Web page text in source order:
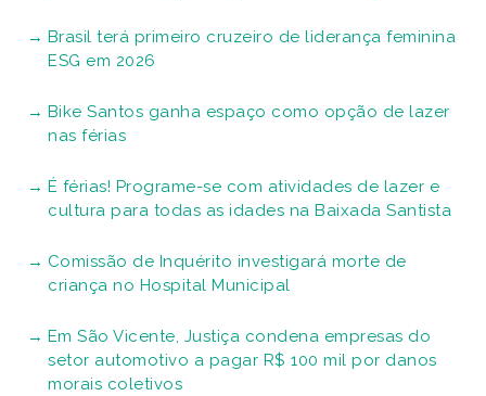
Brasil terá primeiro cruzeiro de liderança feminina
ESG em 2026
Bike Santos ganha espaço como opção de lazer
nas férias
É férias! Programe-se com atividades de lazer e
cultura para todas as idades na Baixada Santista
Comissão de Inquérito investigará morte de
criança no Hospital Municipal
Em São Vicente, Justiça condena empresas do
setor automotivo a pagar R$ 100 mil por danos
morais coletivos